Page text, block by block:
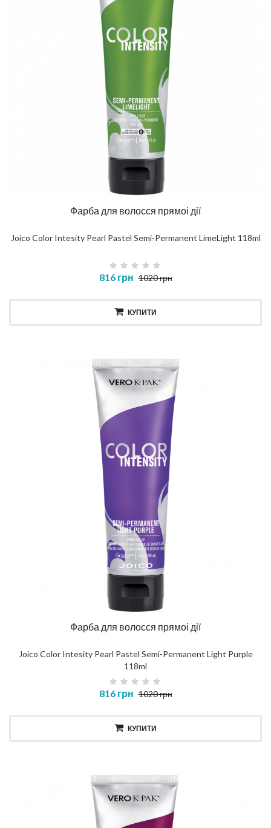
Фарба для волосся прямоі дії
Joico Color Intesity Pearl Pastel Semi-Permanent LimeLight 118ml
816 грн 1020 грн
КУПИТИ
Фарба для волосся прямоі дії
Joico Color Intesity Pearl Pastel Semi-Permanent Light Purple
118ml
816 грн 1020 грн
КУПИТИ